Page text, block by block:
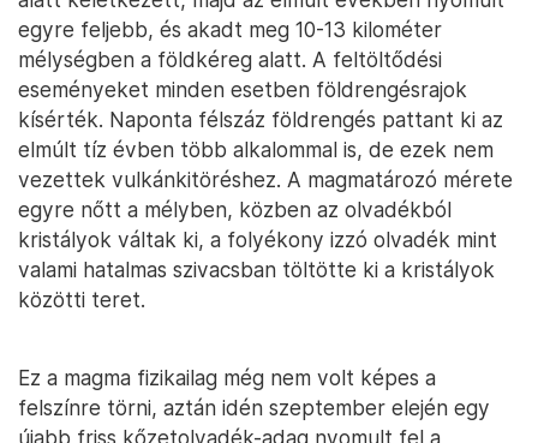
egyre feljebb, és akadt meg 10-13 kilométer
mélységben a földkéreg alatt. A feltöltődési
eseményeket minden esetben földrengésrajok
kísérték. Naponta félszáz földrengés pattant ki az
elmúlt tíz évben több alkalommal is, de ezek nem
vezettek vulkánkitöréshez. A magmatározó mérete
egyre nőtt a mélyben, közben az olvadékból
kristályok váltak ki, a folyékony izzó olvadék mint
valami hatalmas szivacsban töltötte ki a kristályok
közötti teret.
Ez a magma fizikailag még nem volt képes a
felszínre törni, aztán idén szeptember elején egy
újabb friss kőzetolvadék-adag nyomult fel a